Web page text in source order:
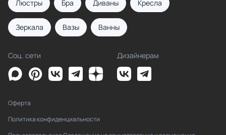
Люстры Бра Диваны Кресла
Зеркала Вазы Ванны
Соц. сети Дизайнерам
Оферта
Политика конфиденциальности